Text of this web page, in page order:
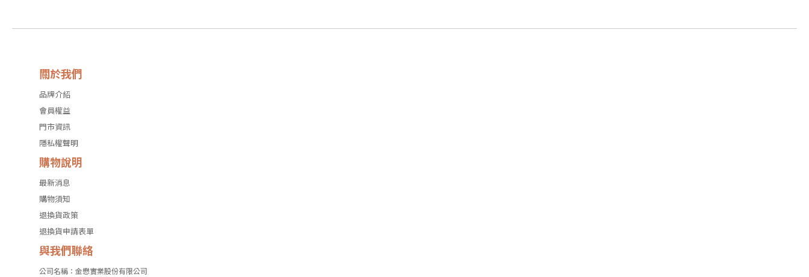
關於我們
品牌介紹
會員權益
門市資訊
隱私權聲明
購物說明
最新消息
購物須知
退換貨政策
退換貨申請表單
與我們聯絡
公司名稱：金懋實業股份有限公司